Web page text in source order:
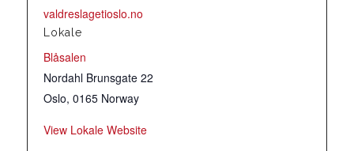
valdreslagetioslo.no
Lokale
Blåsalen
Nordahl Brunsgate 22
Oslo, 0165 Norway
View Lokale Website